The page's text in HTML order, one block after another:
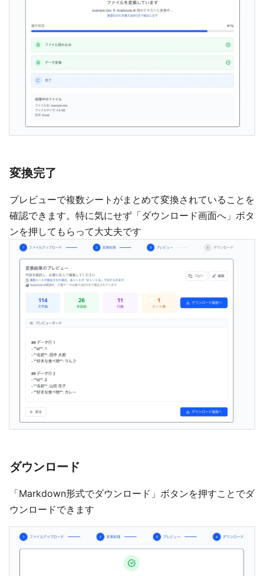
変換完了
プレビューで複数シートがまとめて変換されていることを
確認できます。特に気にせず「ダウンロード画面へ」ボタ
ンを押してもらって大丈夫です
ダウンロード
「Markdown形式でダウンロード」ボタンを押すことでダ
ウンロードできます